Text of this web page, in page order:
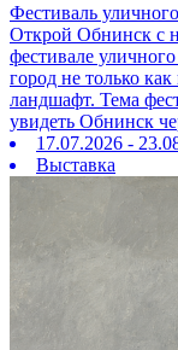
Фестиваль
Открой Обнинск с
фестивале
город не только
ландшафт. Тема
увидеть Обнинск
17.07.2026 -
Выставка